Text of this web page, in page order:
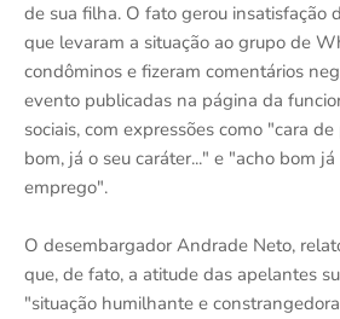
de sua filha. O fato gerou insatisfação
que levaram a situação ao grupo de
condôminos e fizeram comentários
evento publicadas na página da
sociais, com expressões como "cara
bom, já o seu caráter..." e "acho bom
emprego".
O desembargador Andrade Neto,
que, de fato, a atitude das apelantes
"situação humilhante e